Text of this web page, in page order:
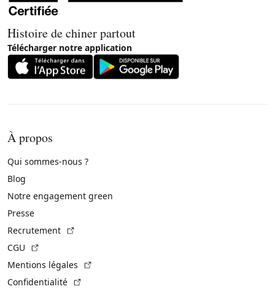
Histoire de chiner partout
Télécharger notre application
À propos
Qui sommes-nous ?
Blog
Notre engagement green
Presse
Recrutement
CGU
Mentions légales
Confidentialité